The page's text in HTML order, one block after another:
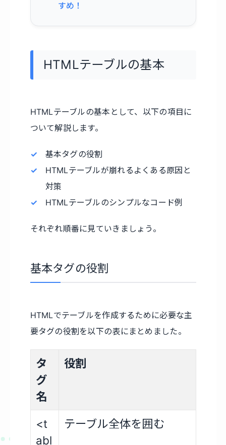
すめ！
HTMLテーブルの基本
HTMLテーブルの基本として、以下の項目に
ついて解説します。
基本タグの役割
HTMLテーブルが崩れるよくある原因と
対策
HTMLテーブルのシンプルなコード例
それぞれ順番に見ていきましょう。
基本タグの役割
HTMLでテーブルを作成するために必要な主
要タグの役割を以下の表にまとめました。
タ
グ
名
役割
<t
abl
テーブル全体を囲む